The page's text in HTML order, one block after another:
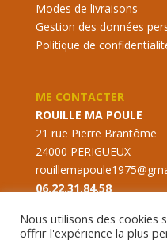
Modes de livraisons
Gestion des données
Politique de
ME CONTACTER
ROUILLE MA POULE
21 rue Pierre Brantôme
24000 PERIGUEUX
06.22.31.84.58
Nous utilisons des cookies
offrir l'expérience la plus